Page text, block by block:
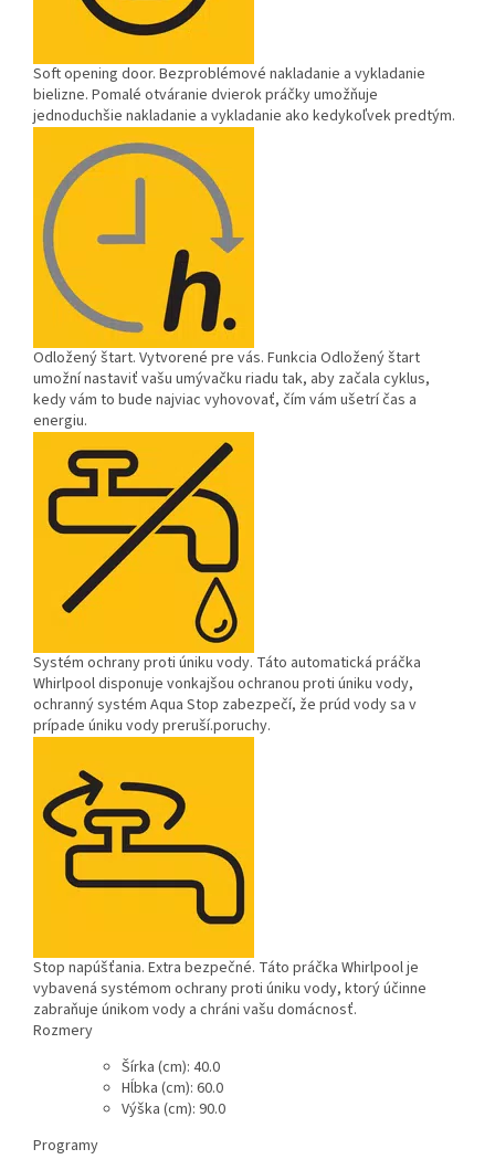
Soft opening door. Bezproblémové nakladanie a vykladanie
bielizne. Pomalé otváranie dvierok práčky umožňuje
jednoduchšie nakladanie a vykladanie ako kedykoľvek predtým.
Odložený štart. Vytvorené pre vás. Funkcia Odložený štart
umožní nastaviť vašu umývačku riadu tak, aby začala cyklus,
kedy vám to bude najviac vyhovovať, čím vám ušetrí čas a
energiu.
Systém ochrany proti úniku vody. Táto automatická práčka
Whirlpool disponuje vonkajšou ochranou proti úniku vody,
ochranný systém Aqua Stop zabezpečí, že prúd vody sa v
prípade úniku vody preruší.poruchy.
Stop napúšťania. Extra bezpečné. Táto práčka Whirlpool je
vybavená systémom ochrany proti úniku vody, ktorý účinne
zabraňuje únikom vody a chráni vašu domácnosť.
Rozmery
Šírka (cm): 40.0
Hĺbka (cm): 60.0
Výška (cm): 90.0
Programy